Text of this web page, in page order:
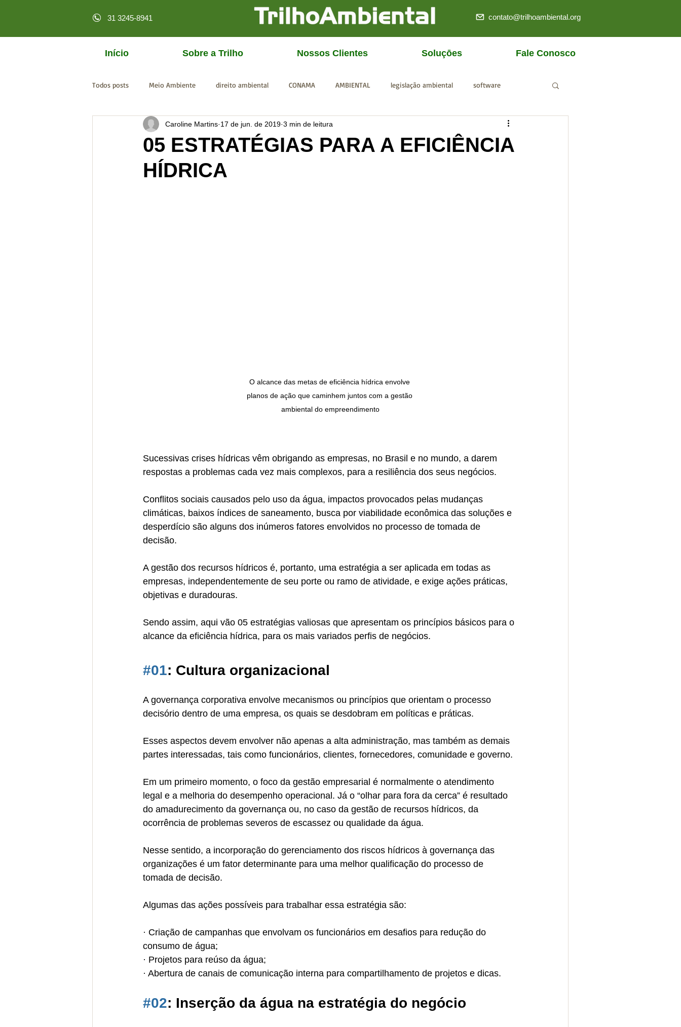
31 3245-8941 contato@trilhoambiental.org
Início Sobre a Trilho Nossos Clientes Soluçōes Fale Conosco
Todos posts Meio Ambiente direito ambiental CONAMA AMBIENTAL legislação ambiental software
licenciamento online MPF CGU IBAMA SISEMA
05 ESTRATÉGIAS PARA A EFICIÊNCIA
HÍDRICA
Caroline Martins 17 de jun. de 2019 3 min de leitura
O alcance das metas de eficiência hídrica envolve
planos de ação que caminhem juntos com a gestão
ambiental do empreendimento
Sucessivas crises hídricas vêm obrigando as empresas, no Brasil e no mundo, a darem
respostas a problemas cada vez mais complexos, para a resiliência dos seus negócios.
Conflitos sociais causados pelo uso da água, impactos provocados pelas mudanças
climáticas, baixos índices de saneamento, busca por viabilidade econômica das soluções e
desperdício são alguns dos inúmeros fatores envolvidos no processo de tomada de
decisão.
A gestão dos recursos hídricos é, portanto, uma estratégia a ser aplicada em todas as
empresas, independentemente de seu porte ou ramo de atividade, e exige ações práticas,
objetivas e duradouras.
Sendo assim, aqui vão 05 estratégias valiosas que apresentam os princípios básicos para o
alcance da eficiência hídrica, para os mais variados perfis de negócios.
#01: Cultura organizacional
A governança corporativa envolve mecanismos ou princípios que orientam o processo
decisório dentro de uma empresa, os quais se desdobram em políticas e práticas.
Esses aspectos devem envolver não apenas a alta administração, mas também as demais
partes interessadas, tais como funcionários, clientes, fornecedores, comunidade e governo.
Em um primeiro momento, o foco da gestão empresarial é normalmente o atendimento
legal e a melhoria do desempenho operacional. Já o “olhar para fora da cerca” é resultado
do amadurecimento da governança ou, no caso da gestão de recursos hídricos, da
ocorrência de problemas severos de escassez ou qualidade da água.
Nesse sentido, a incorporação do gerenciamento dos riscos hídricos à governança das
organizações é um fator determinante para uma melhor qualificação do processo de
tomada de decisão.
Algumas das ações possíveis para trabalhar essa estratégia são:
· Criação de campanhas que envolvam os funcionários em desafios para redução do
consumo de água;
· Projetos para reúso da água;
· Abertura de canais de comunicação interna para compartilhamento de projetos e dicas.
#02: Inserção da água na estratégia do negócio